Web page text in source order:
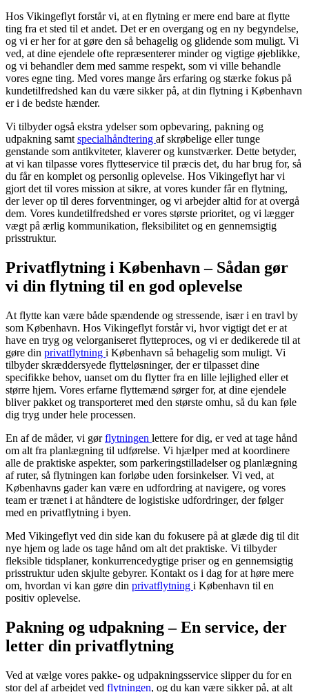
Hos Vikingeflyt forstår vi, at en flytning er mere end bare at flytte
ting fra et sted til et andet. Det er en overgang og en ny begyndelse,
og vi er her for at gøre den så behagelig og glidende som muligt. Vi
ved, at dine ejendele ofte repræsenterer minder og vigtige øjeblikke,
og vi behandler dem med samme respekt, som vi ville behandle
vores egne ting. Med vores mange års erfaring og stærke fokus på
kundetilfredshed kan du være sikker på, at din flytning i København
er i de bedste hænder.
Vi tilbyder også ekstra ydelser som opbevaring, pakning og
udpakning samt specialhåndtering af skrøbelige eller tunge
genstande som antikviteter, klaverer og kunstværker. Dette betyder,
at vi kan tilpasse vores flytteservice til præcis det, du har brug for, så
du får en komplet og personlig oplevelse. Hos Vikingeflyt har vi
gjort det til vores mission at sikre, at vores kunder får en flytning,
der lever op til deres forventninger, og vi arbejder altid for at overgå
dem. Vores kundetilfredshed er vores største prioritet, og vi lægger
vægt på ærlig kommunikation, fleksibilitet og en gennemsigtig
prisstruktur.
Privatflytning i København – Sådan gør
vi din flytning til en god oplevelse
At flytte kan være både spændende og stressende, især i en travl by
som København. Hos Vikingeflyt forstår vi, hvor vigtigt det er at
have en tryg og velorganiseret flytteproces, og vi er dedikerede til at
gøre din privatflytning i København så behagelig som muligt. Vi
tilbyder skræddersyede flytteløsninger, der er tilpasset dine
specifikke behov, uanset om du flytter fra en lille lejlighed eller et
større hjem. Vores erfarne flyttemænd sørger for, at dine ejendele
bliver pakket og transporteret med den største omhu, så du kan føle
dig tryg under hele processen.
En af de måder, vi gørflytningen lettere for dig, er ved at tage hånd
om alt fra planlægning til udførelse. Vi hjælper med at koordinere
alle de praktiske aspekter, som parkeringstilladelser og planlægning
af ruter, så flytningen kan forløbe uden forsinkelser. Vi ved, at
Københavns gader kan være en udfordring at navigere, og vores
team er trænet i at håndtere de logistiske udfordringer, der følger
med en privatflytning i byen.
Med Vikingeflyt ved din side kan du fokusere på at glæde dig til dit
nye hjem og lade os tage hånd om alt det praktiske. Vi tilbyder
fleksible tidsplaner, konkurrencedygtige priser og en gennemsigtig
prisstruktur uden skjulte gebyrer. Kontakt os i dag for at høre mere
om, hvordan vi kan gøre din privatflytning i København til en
positiv oplevelse.
Pakning og udpakning – En service, der
letter din privatflytning
Ved at vælge vores pakke- og udpakningsservice slipper du for en
stor del af arbejdet ved flytningen, og du kan være sikker på, at alt